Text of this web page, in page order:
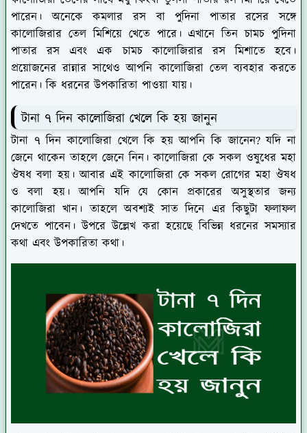
পারেন। অনেকে কমলার রস বা পুদিনা পাতার রসের সঙ্গে
কালোজিরার তেল মিশিয়ে খেতে পারে। এখানে তিন চামচ পুদিনা
পাতার রস এবং এক চামচ কালোজিরার রস মিশাতে হবে।
প্রয়োজনের রান্নার সাথেও আপনি কালোজিরা তেল ব্যবহার করতে
পারেন। কি ধরনের উপকারিতা পাওয়া যায়।
টানা ৭ দিন কালোজিরা খেলে কি হয় জানুন
টানা ৭ দিন কালোজিরা খেলে কি হয় আপনি কি জানেন? যদি না
জেনে থাকেন তাহলে জেনে নিন। কালোজিরা কে সকল ওষুধের মহা
ঔষধ বলা হয়। আবার এই কালোজিরা কে সকল রোগের মহা ঔষধ
ও বলা হয়। আপনি যদি যে কোন প্রকারের অসুস্থতার জন্য
কালোজিরা খান। তাহলে অবশ্যই সাত দিনে এর কিছুটা ফলাফল
দেখতে পাবেন। উপরে উল্লেখ করা হয়েছে বিভিন্ন ধরনের সমস্যার
কথা এবং উপকারিতা কথা।